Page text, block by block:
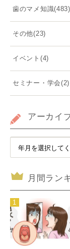
歯のマメ知識(483)
その他(23)
イベント (4)
セミナー・学会(2)
アーカイ
月間ラン
1